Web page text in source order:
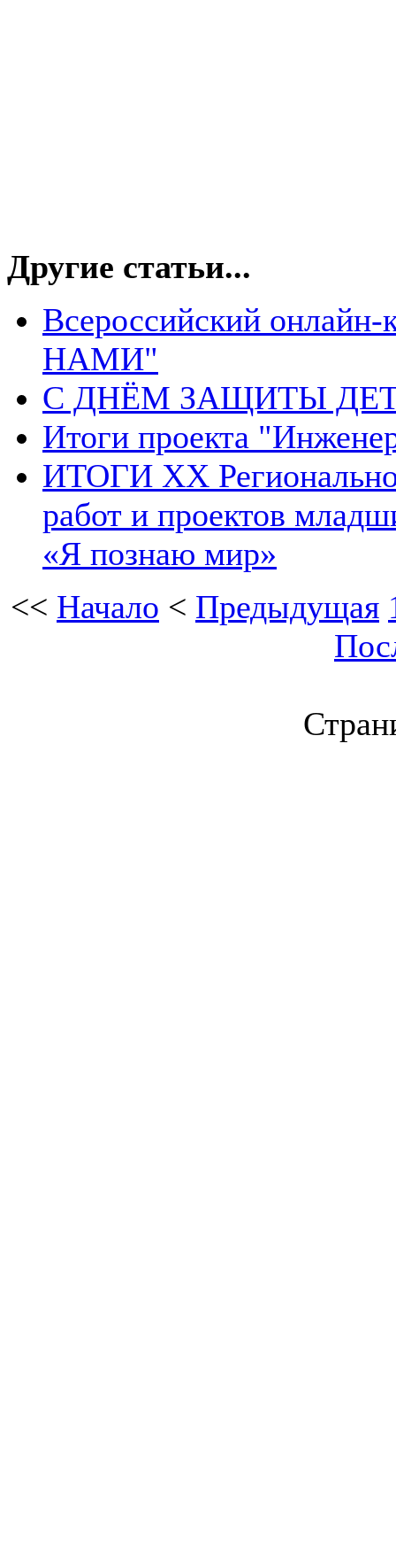
Другие статьи...
Всероссийский
НАМИ"
С ДНЁМ ЗАЩИТЫ
Итоги проекта
ИТОГИ XX
работ и проектов
«Я познаю мир»
<< Начало < Предыдущая